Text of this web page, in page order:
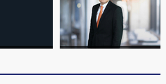
博
有意思的生活方式·第三对
住三大